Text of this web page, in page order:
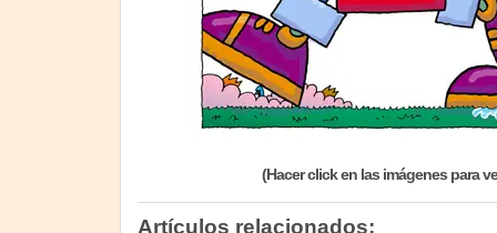
(Hacer click en las imágenes para
Artículos relacionados: